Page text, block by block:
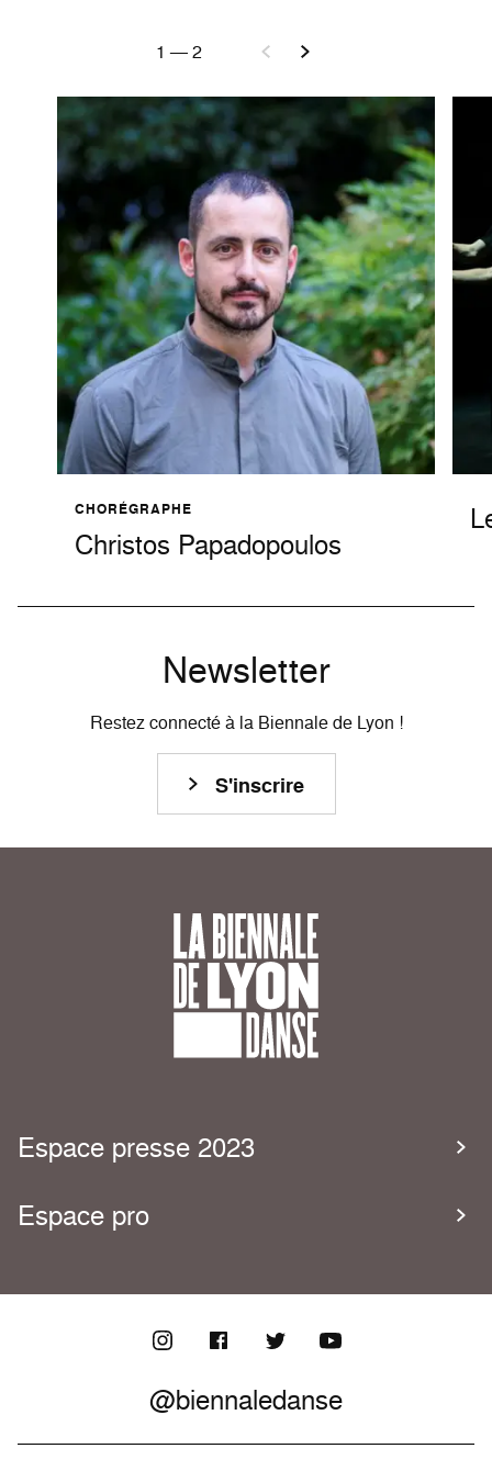
1 —2
CHORÉGRAPHE
Christos Papadopoulos
Newsletter
Restez connecté à la Biennale de Lyon !
S'inscrire
Espace presse 2023
Espace pro
@biennaledanse